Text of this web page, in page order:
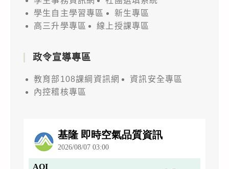
學生自主學習專區
新生專區
高三升學專區
線上授課專區
政令宣導專區
教育部108課綱資訊網
資訊安全專區
內控稽核專區